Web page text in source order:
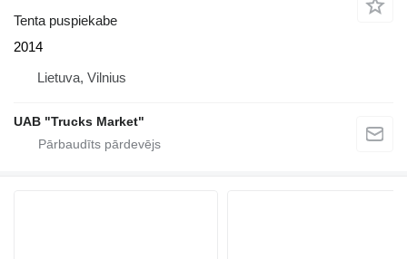
Tenta puspiekabe
2014
Lietuva, Vilnius
UAB "Trucks Market"